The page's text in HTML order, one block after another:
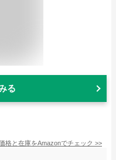
る
格と在庫をAmazonでチェック >>